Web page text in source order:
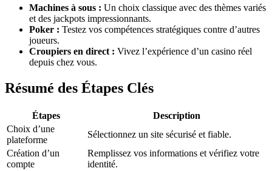
Machines à sous : Un choix classique avec des thèmes variés
et des jackpots impressionnants.
Poker : Testez vos compétences stratégiques contre d’autres
joueurs.
Croupiers en direct : Vivez l’expérience d’un casino réel
depuis chez vous.
Résumé des Étapes Clés
Étapes
Description
Choix d’une
plateforme
Sélectionnez un site sécurisé et fiable.
Création d’un
compte
Remplissez vos informations et vérifiez votre
identité.